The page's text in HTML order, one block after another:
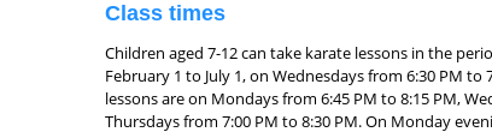
Class times
Children aged 7-12 can take karate lessons in the
February 1 to July 1, on Wednesdays from 6:30 PM to
lessons are on Mondays from 6:45 PM to 8:15 PM,
Thursdays from 7:00 PM to 8:30 PM. On Monday